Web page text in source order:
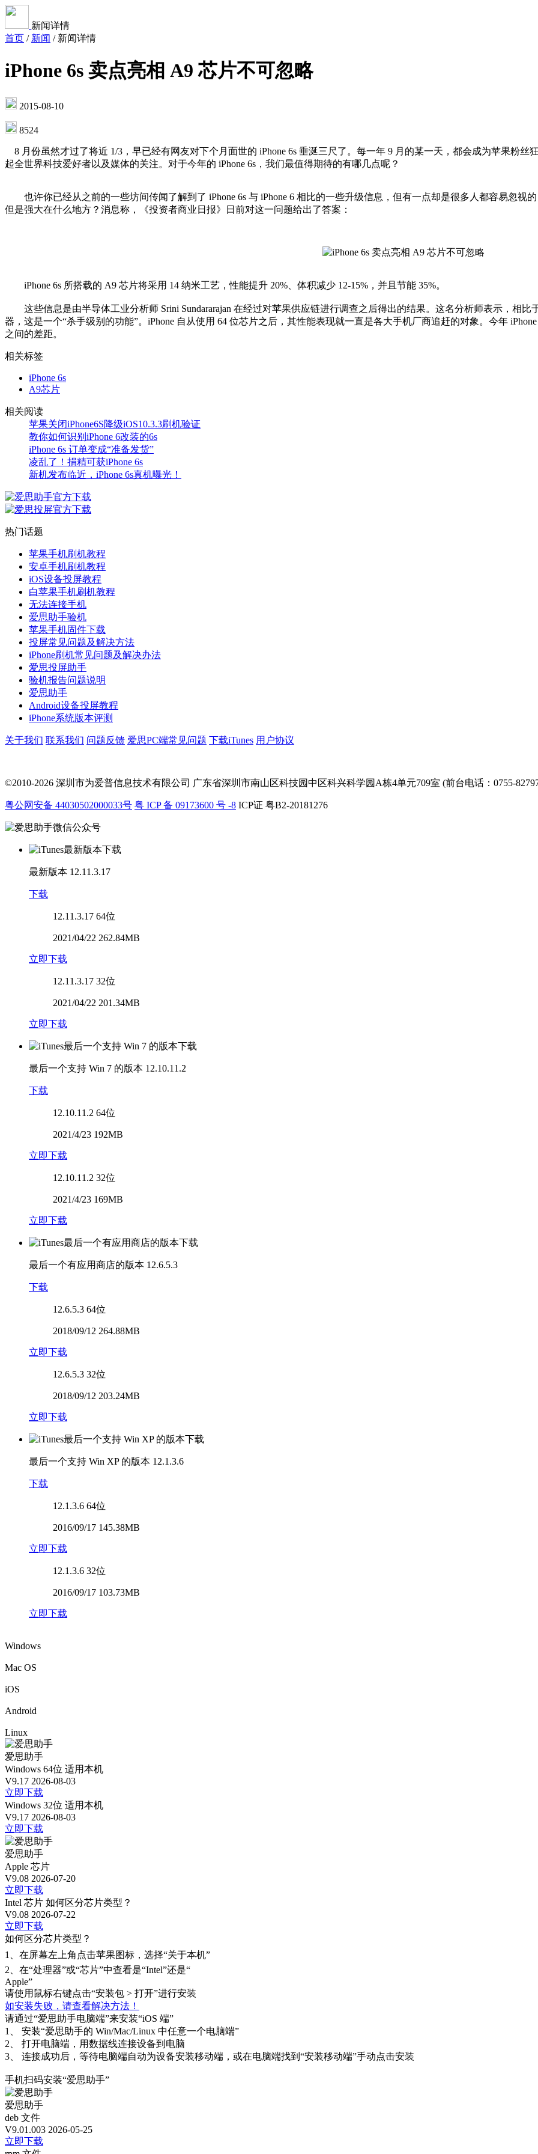
新闻详情
首页 / 新闻 / 新闻详情
iPhone 6s 卖点亮相 A9 芯片不可忽略
2015-08-10
8524
8 月份虽然才过了将近 1/3，早已经有网友对下个月面世的 iPhone 6s 垂涎三尺了。每一年 9 月的某一天，都会成为苹果粉丝
起全世界科技爱好者以及媒体的关注。对于今年的 iPhone 6s，我们最值得期待的有哪几点呢？
也许你已经从之前的一些坊间传闻了解到了 iPhone 6s 与 iPhone 6 相比的一些升级信息，但有一点却是很多人都容易忽视
但是强大在什么地方？消息称，《投资者商业日报》日前对这一问题给出了答案：
iPhone 6s 所搭载的 A9 芯片将采用 14 纳米工艺，性能提升 20%、体积减少 12-15%，并且节能 35%。
这些信息是由半导体工业分析师 Srini Sundararajan 在经过对苹果供应链进行调查之后得出的结果。这名分析师表示，相比
器，这是一个“杀手级别的功能”。iPhone 自从使用 64 位芯片之后，其性能表现就一直是各大手机厂商追赶的对象。今年
之间的差距。
相关标签
iPhone 6s
A9芯片
相关阅读
苹果关闭iPhone6S降级iOS10.3.3刷机验证
教你如何识别iPhone 6改装的6s
iPhone 6s 订单变成“准备发货”
凌乱了！捐精可获iPhone 6s
新机发布临近，iPhone 6s真机曝光！
热门话题
苹果手机刷机教程
安卓手机刷机教程
iOS设备投屏教程
白苹果手机刷机教程
无法连接手机
爱思助手验机
苹果手机固件下载
投屏常见问题及解决方法
iPhone刷机常见问题及解决办法
爱思投屏助手
验机报告问题说明
爱思助手
Android设备投屏教程
iPhone系统版本评测
关于我们 联系我们 问题反馈 爱思PC端常见问题 下载iTunes 用户协议
©2010-2026 深圳市为爱普信息技术有限公司 广东省深圳市南山区科技园中区科兴科学园A栋4单元709室 (前台电话：0755-
粤公网安备 44030502000033号 粤 ICP 备 09173600 号 -8 ICP证 粤B2-20181276
最新版本 12.11.3.17
下载
12.11.3.17 64位
2021/04/22 262.84MB
立即下载
12.11.3.17 32位
2021/04/22 201.34MB
立即下载
最后一个支持 Win 7 的版本 12.10.11.2
下载
12.10.11.2 64位
2021/4/23 192MB
立即下载
12.10.11.2 32位
2021/4/23 169MB
立即下载
最后一个有应用商店的版本 12.6.5.3
下载
12.6.5.3 64位
2018/09/12 264.88MB
立即下载
12.6.5.3 32位
2018/09/12 203.24MB
立即下载
最后一个支持 Win XP 的版本 12.1.3.6
下载
12.1.3.6 64位
2016/09/17 145.38MB
立即下载
12.1.3.6 32位
2016/09/17 103.73MB
立即下载
Windows
Mac OS
iOS
Android
Linux
爱思助手
Windows 64位 适用本机
V9.17 2026-08-03
立即下载
Windows 32位 适用本机
V9.17 2026-08-03
立即下载
爱思助手
Apple 芯片
V9.08 2026-07-20
立即下载
Intel 芯片 如何区分芯片类型？
V9.08 2026-07-22
立即下载
如何区分芯片类型？
1、 在屏幕左上角点击苹果图标，选择“关于本机”
2、 在“处理器”或“芯片”中查看是“Intel”还是“
Apple”
请使用鼠标右键点击“安装包 > 打开”进行安装
如安装失败，请查看解决方法！
请通过“爱思助手电脑端”来安装“iOS 端”
1、
安装“爱思助手的 Win/Mac/Linux 中任意一个电脑端”
2、
打开电脑端，用数据线连接设备到电脑
3、
连接成功后，等待电脑端自动为设备安装移动端，或在电脑端找到“安装移动端”手动点击安装
手机扫码安装“爱思助手”
爱思助手
deb 文件
V9.01.003 2026-05-25
立即下载